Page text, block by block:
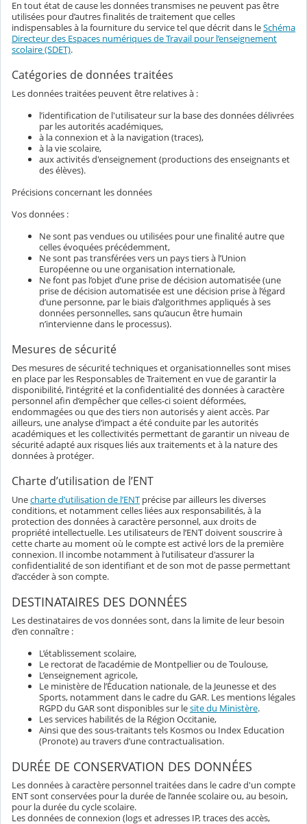
En tout état de cause les données transmises ne peuvent pas être
utilisées pour d’autres finalités de traitement que celles
indispensables à la fourniture du service tel que décrit dans leSchéma
Directeur des Espaces numériques de Travail pour l’enseignement
scolaire (SDET).
Catégories de données traitées
Les données traitées peuvent être relatives à :
l’identification de l'utilisateur sur la base des données délivrées
par les autorités académiques,
à la connexion et à la navigation (traces),
à la vie scolaire,
aux activités d'enseignement (productions des enseignants et
des élèves).
Précisions concernant les données
Vos données :
Ne sont pas vendues ou utilisées pour une finalité autre que
celles évoquées précédemment,
Ne sont pas transférées vers un pays tiers à l’Union
Européenne ou une organisation internationale,
Ne font pas l’objet d’une prise de décision automatisée (une
prise de décision automatisée est une décision prise à l’égard
d’une personne, par le biais d’algorithmes appliqués à ses
données personnelles, sans qu’aucun être humain
n’intervienne dans le processus).
Mesures de sécurité
Des mesures de sécurité techniques et organisationnelles sont mises
en place par les Responsables de Traitement en vue de garantir la
disponibilité, l’intégrité et la confidentialité des données à caractère
personnel afin d’empêcher que celles-ci soient déformées,
endommagées ou que des tiers non autorisés y aient accès. Par
ailleurs, une analyse d’impact a été conduite par les autorités
académiques et les collectivités permettant de garantir un niveau de
sécurité adapté aux risques liés aux traitements et à la nature des
données à protéger.
Charte d’utilisation de l’ENT
Unecharte d’utilisation de l’ENT précise par ailleurs les diverses
conditions, et notamment celles liées aux responsabilités, à la
protection des données à caractère personnel, aux droits de
propriété intellectuelle. Les utilisateurs de l’ENT doivent souscrire à
cette charte au moment où le compte est activé lors de la première
connexion. Il incombe notamment à l’utilisateur d'assurer la
confidentialité de son identifiant et de son mot de passe permettant
d’accéder à son compte.
DESTINATAIRES DES DONNÉES
Les destinataires de vos données sont, dans la limite de leur besoin
d’en connaître :
L’établissement scolaire,
Le rectorat de l’académie de Montpellier ou de Toulouse,
L’enseignement agricole,
Le ministère de l’Éducation nationale, de la Jeunesse et des
Sports, notamment dans le cadre du GAR. Les mentions légales
RGPD du GAR sont disponibles sur lesite du Ministère.
Les services habilités de la Région Occitanie,
Ainsi que des sous-traitants tels Kosmos ou Index Education
(Pronote) au travers d’une contractualisation.
DURÉE DE CONSERVATION DES DONNÉES
Les données à caractère personnel traitées dans le cadre d'un compte
ENT sont conservées pour la durée de l’année scolaire ou, au besoin,
pour la durée du cycle scolaire.
Les données de connexion (logs et adresses IP, traces des accès,